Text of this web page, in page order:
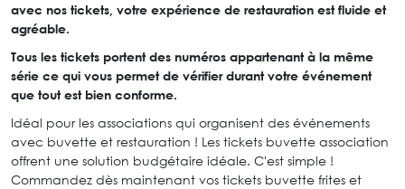
avec nos tickets, votre expérience de restauration est fluide et
agréable.
Tous les tickets portent des numéros appartenant à la même
série ce qui vous permet de vérifier durant votre événement
que tout est bien conforme.
Idéal pour les associations qui organisent des événements
avec buvette et restauration ! Les tickets buvette association
offrent une solution budgétaire idéale. C'est simple !
Commandez dès maintenant vos tickets buvette frites et